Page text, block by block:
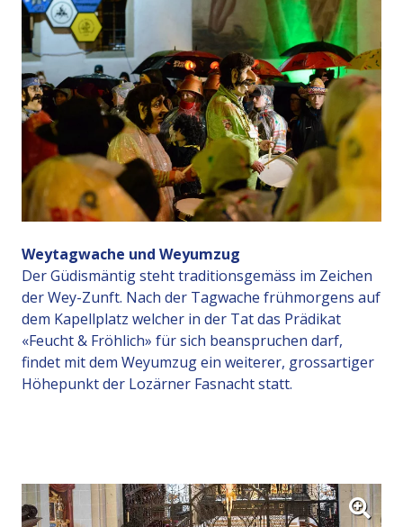
Weytagwache und Weyumzug
Der Güdismäntig steht traditionsgemäss im Zeichen
der Wey-Zunft. Nach der Tagwache frühmorgens auf
dem Kapellplatz welcher in der Tat das Prädikat
«Feucht & Fröhlich» für sich beanspruchen darf,
findet mit dem Weyumzug ein weiterer, grossartiger
Höhepunkt der Lozärner Fasnacht statt.